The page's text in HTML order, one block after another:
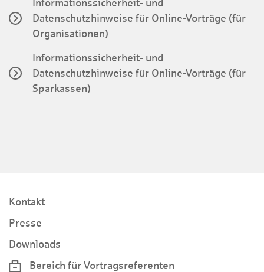
Informationssicherheit- und
Datenschutzhinweise für Online-Vorträge (für
Organisationen)
Informationssicherheit- und
Datenschutzhinweise für Online-Vorträge (für
Sparkassen)
Kontakt
Presse
Downloads
Bereich für Vortragsreferenten